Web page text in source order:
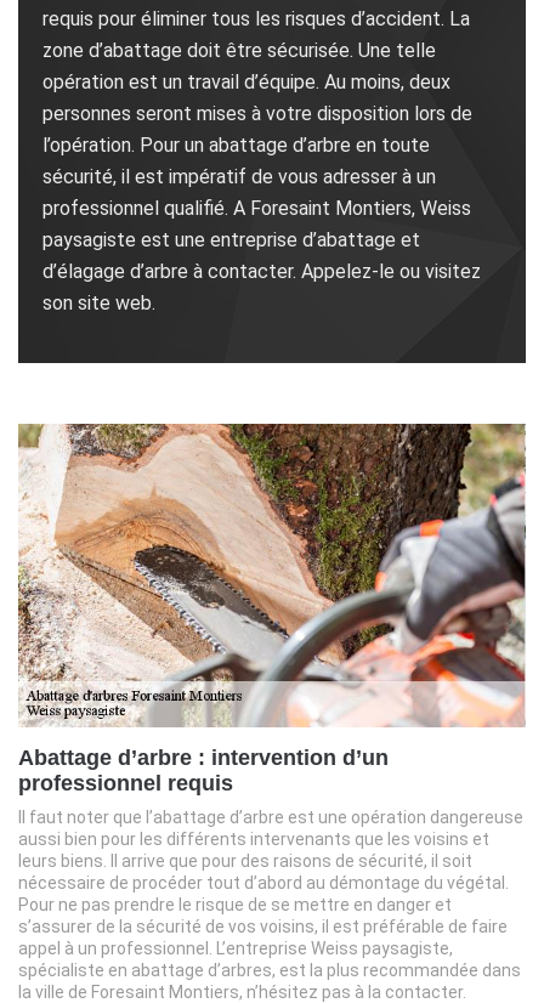
requis pour éliminer tous les risques d’accident. La
zone d’abattage doit être sécurisée. Une telle
opération est un travail d’équipe. Au moins, deux
personnes seront mises à votre disposition lors de
l’opération. Pour un abattage d’arbre en toute
sécurité, il est impératif de vous adresser à un
professionnel qualifié. A Foresaint Montiers, Weiss
paysagiste est une entreprise d’abattage et
d’élagage d’arbre à contacter. Appelez-le ou visitez
son site web.
Abattage d’arbre : intervention d’un
professionnel requis
Il faut noter que l’abattage d’arbre est une opération dangereuse
aussi bien pour les différents intervenants que les voisins et
leurs biens. Il arrive que pour des raisons de sécurité, il soit
nécessaire de procéder tout d’abord au démontage du végétal.
Pour ne pas prendre le risque de se mettre en danger et
s’assurer de la sécurité de vos voisins, il est préférable de faire
appel à un professionnel. L’entreprise Weiss paysagiste,
spécialiste en abattage d’arbres, est la plus recommandée dans
la ville de Foresaint Montiers, n’hésitez pas à la contacter.